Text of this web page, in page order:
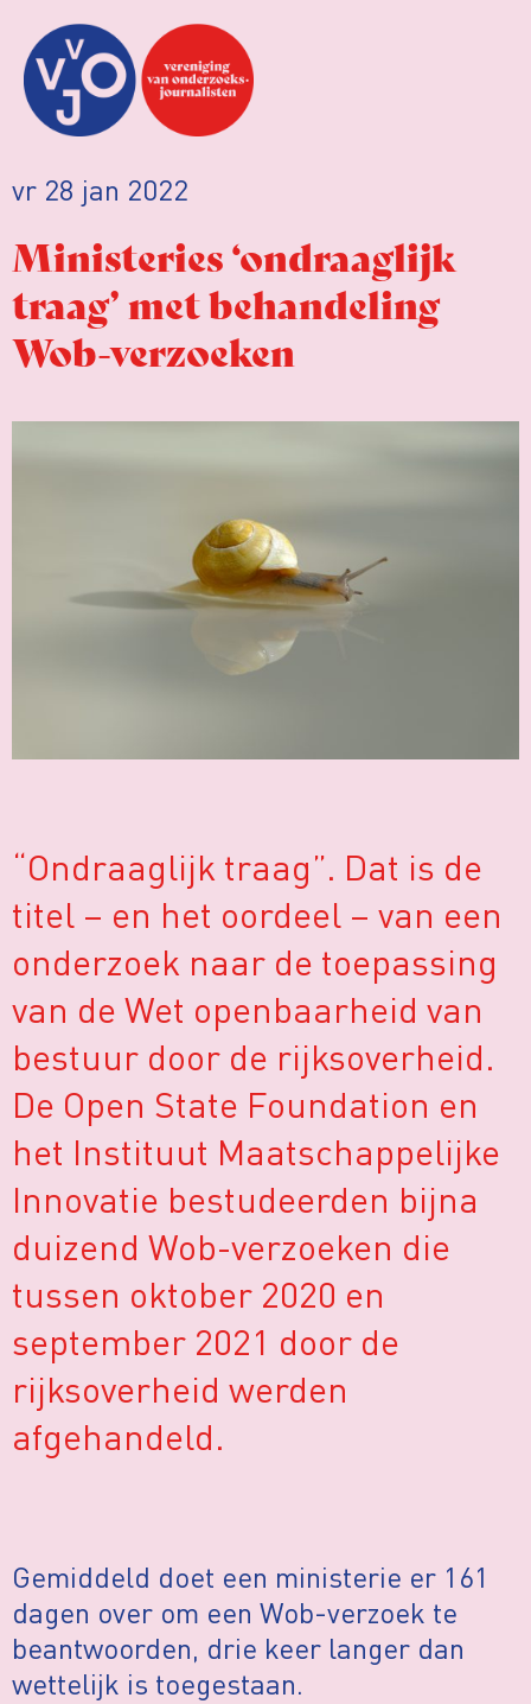
vr 28 jan 2022
Ministeries ‘ondraaglijk
traag’ met behandeling
Wob-verzoeken
“Ondraaglijk traag”. Dat is de
titel – en het oordeel – van een
onderzoek naar de toepassing
van de Wet openbaarheid van
bestuur door de rijksoverheid.
De Open State Foundation en
het Instituut Maatschappelijke
Innovatie bestudeerden bijna
duizend Wob-verzoeken die
tussen oktober 2020 en
september 2021 door de
rijksoverheid werden
afgehandeld.
Gemiddeld doet een ministerie er 161
dagen over om een Wob-verzoek te
beantwoorden, drie keer langer dan
wettelijk is toegestaan.